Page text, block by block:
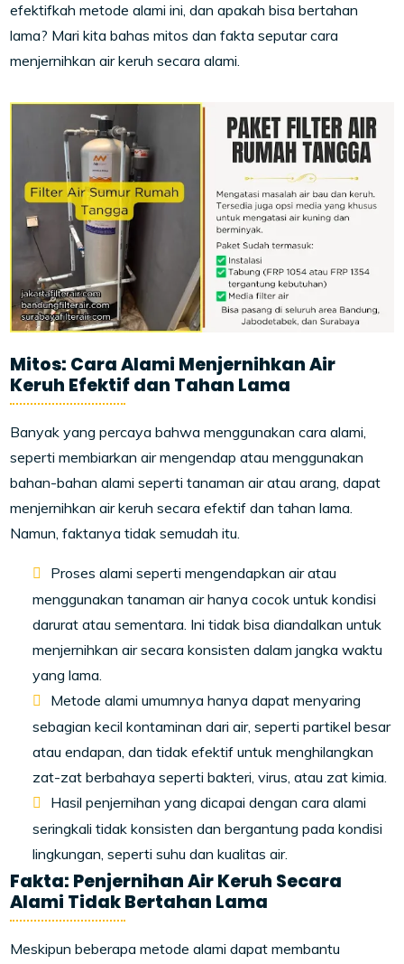
efektifkah metode alami ini, dan apakah bisa bertahan
lama? Mari kita bahas mitos dan fakta seputar cara
menjernihkan air keruh secara alami.
Mitos: Cara Alami Menjernihkan Air
Keruh Efektif dan Tahan Lama
Banyak yang percaya bahwa menggunakan cara alami,
seperti membiarkan air mengendap atau menggunakan
bahan-bahan alami seperti tanaman air atau arang, dapat
menjernihkan air keruh secara efektif dan tahan lama.
Namun, faktanya tidak semudah itu.
Proses alami seperti mengendapkan air atau
menggunakan tanaman air hanya cocok untuk kondisi
darurat atau sementara. Ini tidak bisa diandalkan untuk
menjernihkan air secara konsisten dalam jangka waktu
yang lama.
Metode alami umumnya hanya dapat menyaring
sebagian kecil kontaminan dari air, seperti partikel besar
atau endapan, dan tidak efektif untuk menghilangkan
zat-zat berbahaya seperti bakteri, virus, atau zat kimia.
Hasil penjernihan yang dicapai dengan cara alami
seringkali tidak konsisten dan bergantung pada kondisi
lingkungan, seperti suhu dan kualitas air.
Fakta: Penjernihan Air Keruh Secara
Alami Tidak Bertahan Lama
Meskipun beberapa metode alami dapat membantu